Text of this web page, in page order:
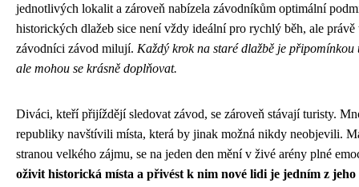
jednotlivých lokalit a zároveň nabízela závodníkům optimální
historických dlažeb sice není vždy ideální pro rychlý běh, ale
závodníci závod milují. Každý krok na staré dlažbě je
ale mohou se krásně doplňovat.
Diváci, kteří přijíždějí sledovat závod, se zároveň stávají turisty.
republiky navštívili místa, která by jinak možná nikdy neobjevili.
stranou velkého zájmu, se na jeden den mění v živé arény plné
oživit historická místa a přivést k nim nové lidi je jedním z